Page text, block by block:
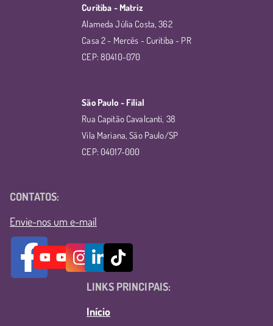
Curitiba - Matriz
Alameda Júlia Costa, 362
Casa 2 - Mercês - Curitiba - PR
CEP: 80410-070
São Paulo - Filial
Rua Capitão Cavalcanti, 38
Vila Mariana, São Paulo/SP
CEP: 04017-000
CONTATOS:
Envie-nos um e-mail
LINKS PRINCIPAIS:
Início